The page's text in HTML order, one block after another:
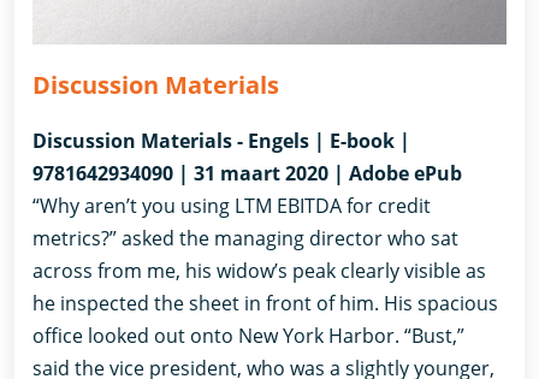
Discussion Materials
Discussion Materials - Engels | E-book |
9781642934090 | 31 maart 2020 | Adobe ePub
“Why aren’t you using LTM EBITDA for credit
metrics?” asked the managing director who sat
across from me, his widow’s peak clearly visible as
he inspected the sheet in front of him. His spacious
office looked out onto New York Harbor. “Bust,”
said the vice president, who was a slightly younger,